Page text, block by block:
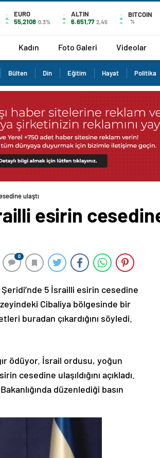
EURO
55,2108 0.3%
ALTIN
6.651,77 2,45
BITCOIN
%
Kadın Foto Galeri Videolar
Bülten Din Eğitim Hayat Politika
ulaştı
esirin
0
5 İsrailli esirin cesedine
Cibaliya bölgesinde bir
buradan çıkardığını söyledi.
ödüyor. İsrail ordusu, yoğun
cesedine ulaşıldığını açıkladı.
düzenlediği basın